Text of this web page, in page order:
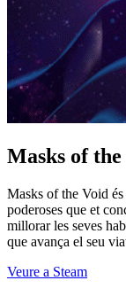
Masks of
Masks of the Void
poderoses que et
millorar les seves
que avança el seu
Veure a Steam